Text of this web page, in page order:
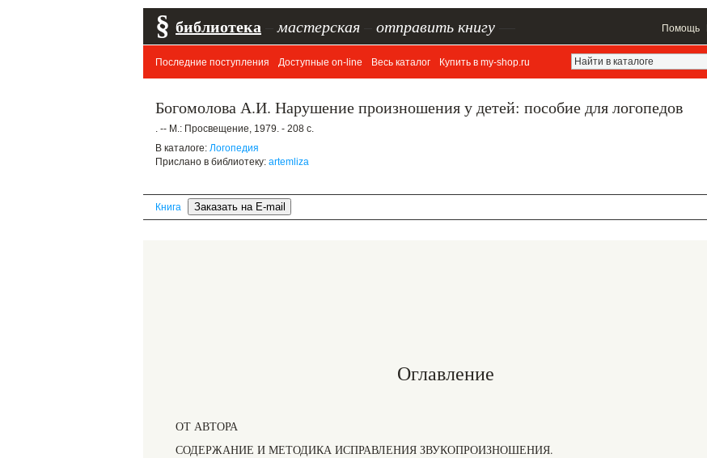
§ библиотека мастерская отправить книгу Помощь
Последние поступления Доступные on-line Весь каталог Купить в my-shop.ru
Богомолова А.И. Нарушение произношения у детей: пособие для логопедов
. -- М.: Просвещение, 1979. - 208 с.
В каталоге: Логопедия
Прислано в библиотеку: artemliza
Книга
Оглавление
ОТ АВТОРА
СОДЕРЖАНИЕ И МЕТОДИКА ИСПРАВЛЕНИЯ ЗВУКОПРОИЗНОШЕНИЯ.